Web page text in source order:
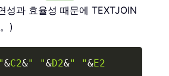
성과 효율성 때문에 TEXTJOIN
)
&C2&" "&D2&" "&E2
Copy